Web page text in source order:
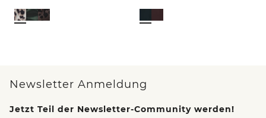
Newsletter Anmeldung
Jetzt Teil der Newsletter-Community werden!